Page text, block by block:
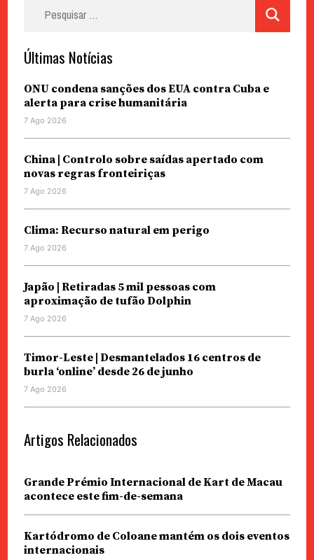
Últimas Notícias
ONU condena sanções dos EUA contra Cuba e
alerta para crise humanitária
7 Ago 2026
China | Controlo sobre saídas apertado com
novas regras fronteiriças
7 Ago 2026
Clima: Recurso natural em perigo
7 Ago 2026
Japão | Retiradas 5 mil pessoas com
aproximação de tufão Dolphin
7 Ago 2026
Timor-Leste | Desmantelados 16 centros de
burla ‘online’ desde 26 de junho
7 Ago 2026
Artigos Relacionados
Grande Prémio Internacional de Kart de Macau
acontece este fim-de-semana
Kartódromo de Coloane mantém os dois eventos
internacionais